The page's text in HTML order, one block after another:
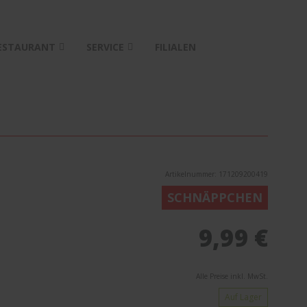
Artikelnummer: 171209200419
SCHNÄPPCHEN
9,99 €
Alle Preise inkl. MwSt.
Auf Lager